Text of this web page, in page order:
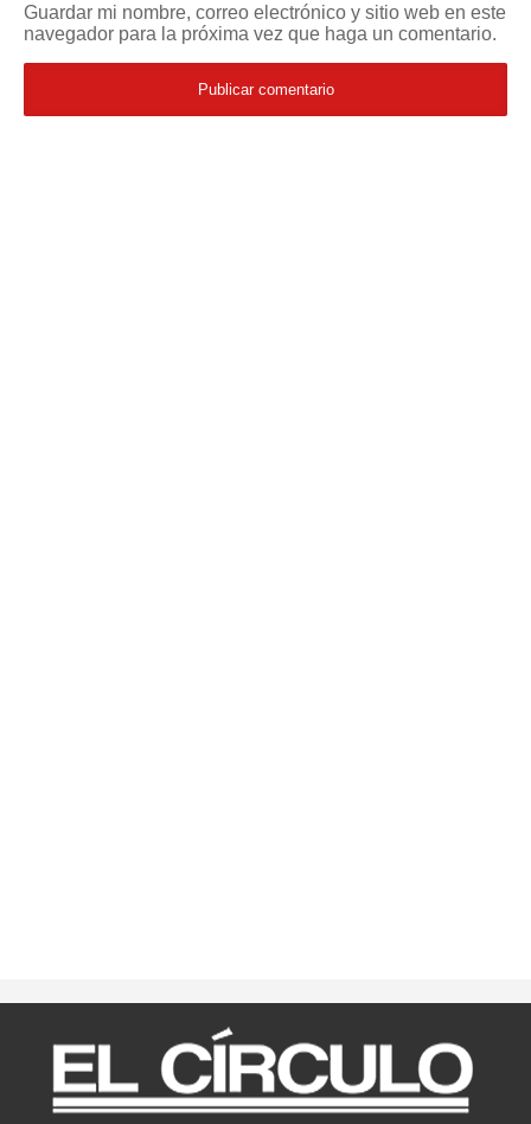
Guardar mi nombre, correo electrónico y sitio web en este
navegador para la próxima vez que haga un comentario.